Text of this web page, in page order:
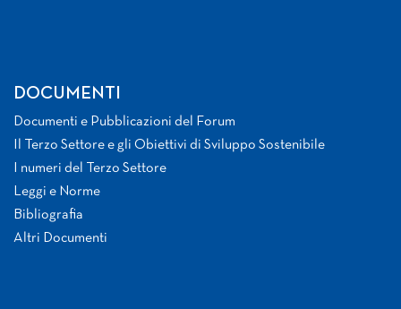
DOCUMENTI
Documenti e Pubblicazioni del Forum
Il Terzo Settore e gli Obiettivi di Sviluppo Sostenibile
I numeri del Terzo Settore
Leggi e Norme
Bibliografia
Altri Documenti